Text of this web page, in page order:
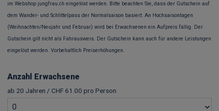
im Webshop jungfrau.ch eingelöst werden. Bitte beachten Sie, dass der Gutschein auf
dem Wander- und Schlittelpass der Normalsaison basiert. An Hochsaisontagen
(Weihnachten/Neujahr und Februar) wird bei Erwachsenen ein Aufpreis fällig. Der
Gutschein gilt nicht als Fahrausweis. Der Gutschein kann auch für andere Leistungen
eingelöst werden. Vorbehaltlich Preiserhöhungen.
Anzahl Erwachsene
ab 20 Jahren / CHF 61.00 pro Person